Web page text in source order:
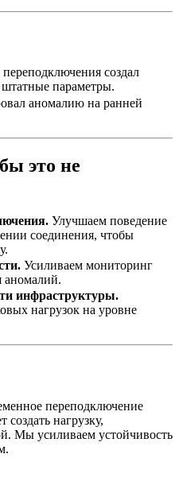
создал
параметры.
аномалию на ранней
это не
Улучшаем поведение
соединения, чтобы
Усиливаем мониторинг
аномалий.
инфраструктуры.
нагрузок на уровне
переподключение
нагрузку,
Мы усиливаем устойчивость